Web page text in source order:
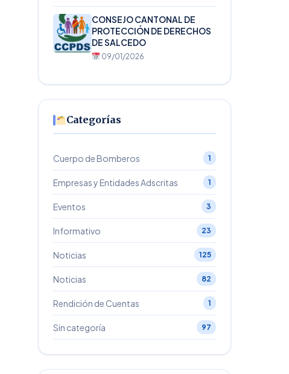
CONSEJO CANTONAL DE
PROTECCIÓN DE DERECHOS
DE SALCEDO
09/01/2026
Categorías
Cuerpo de Bomberos 1
Empresas y Entidades Adscritas 1
Eventos 3
Informativo 23
Noticias 125
Noticias 82
Rendición de Cuentas 1
Sin categoría 97